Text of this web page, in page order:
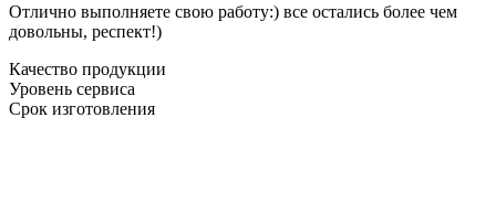
Отлично выполняете свою работу:) все остались более чем
довольны, респект!)
Качество продукции
Уровень сервиса
Срок изготовления